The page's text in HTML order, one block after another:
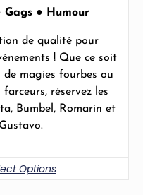
Gags ● Humour
de qualité pour
! Que ce soit
de magies fourbes ou
réservez les
Bumbel, Romarin et
Gustavo.
Options